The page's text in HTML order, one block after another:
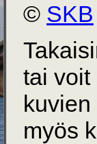
© SKB
tai voit
myös